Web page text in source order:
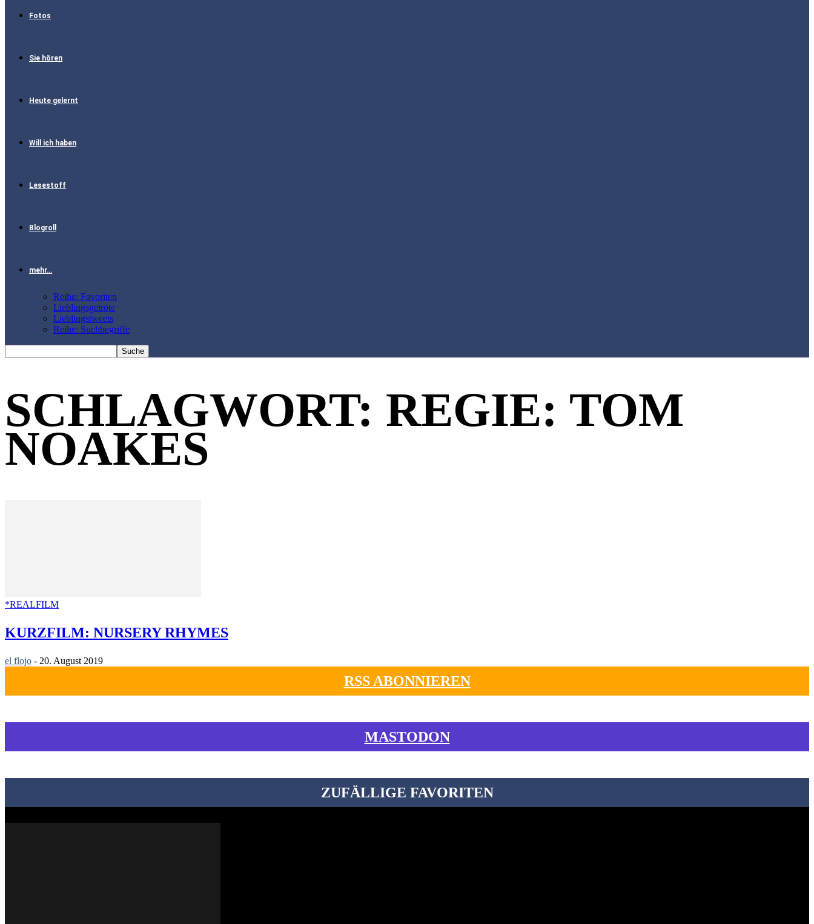
Fotos
Sie hören
Heute gelernt
Will ich haben
Lesestoff
Blogroll
mehr…
Reihe: Favoriten
Lieblingsgetröte
Lieblingstweets
Reihe: Suchbegriffe
SCHLAGWORT: REGIE: TOM
NOAKES
*REALFILM
KURZFILM: NURSERY RHYMES
el flojo - 20. August 2019
RSS ABONNIEREN
MASTODON
ZUFÄLLIGE FAVORITEN